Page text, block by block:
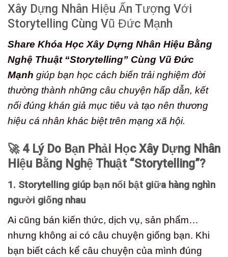
Xây Dựng Nhân Hiệu Ấn Tượng Với
Storytelling Cùng Vũ Đức Mạnh
Share Khóa Học Xây Dựng Nhân Hiệu Bằng
Nghệ Thuật “Storytelling” Cùng Vũ Đức
Mạnh giúp bạn học cách biến trải nghiệm đời
thường thành những câu chuyện hấp dẫn, kết
nối đúng khán giả mục tiêu và tạo nên thương
hiệu cá nhân khác biệt trên mạng xã hội.
🚀 4 Lý Do Bạn Phải Học Xây Dựng Nhân
Hiệu Bằng Nghệ Thuật “Storytelling”?
1. Storytelling giúp bạn nổi bật giữa hàng nghìn
người giống nhau
Ai cũng bán kiến thức, dịch vụ, sản phẩm…
nhưng không ai có câu chuyện giống bạn. Khi
bạn biết cách kể câu chuyện của mình đúng